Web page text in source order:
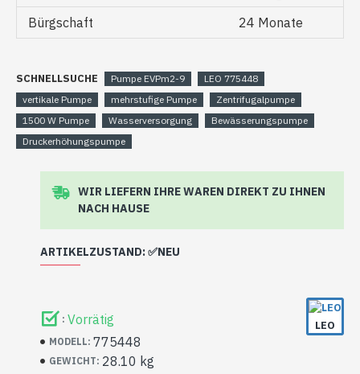
Bürgschaft
24 Monate
SCHNELLSUCHE Pumpe EVPm2-9
LEO 775448
vertikale Pumpe
mehrstufige Pumpe
Zentrifugalpumpe
1500 W Pumpe
Wasserversorgung
Bewässerungspumpe
Druckerhöhungspumpe
WIR LIEFERN IHRE WAREN DIREKT ZU IHNEN
NACH HAUSE
ARTIKELZUSTAND: ✅NEU
sie wurde noch nie eingebaut und wurde überhaupt
nicht benutzt.
: Vorrätig
MODELL: 775448
GEWICHT: 28.10 kg
LEO